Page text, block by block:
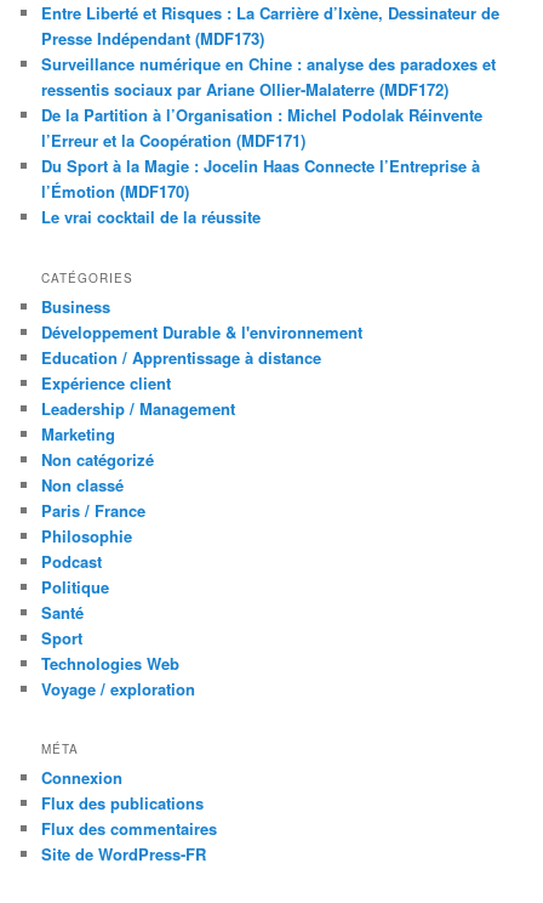
Entre Liberté et Risques : La Carrière d’Ixène, Dessinateur de
Presse Indépendant (MDF173)
Surveillance numérique en Chine : analyse des paradoxes et
ressentis sociaux par Ariane Ollier-Malaterre (MDF172)
De la Partition à l’Organisation : Michel Podolak Réinvente
l’Erreur et la Coopération (MDF171)
Du Sport à la Magie : Jocelin Haas Connecte l’Entreprise à
l’Émotion (MDF170)
Le vrai cocktail de la réussite
CATÉGORIES
Business
Développement Durable & l'environnement
Education / Apprentissage à distance
Expérience client
Leadership / Management
Marketing
Non catégorizé
Non classé
Paris / France
Philosophie
Podcast
Politique
Santé
Sport
Technologies Web
Voyage / exploration
MÉTA
Connexion
Flux des publications
Flux des commentaires
Site de WordPress-FR